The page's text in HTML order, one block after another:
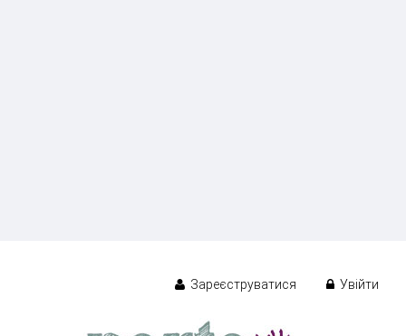
Зареєструватися Увійти